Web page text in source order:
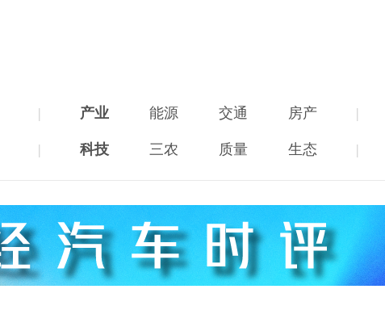
| 产业 能源 交通 房产 |
| 科技 三农 质量 生态 |